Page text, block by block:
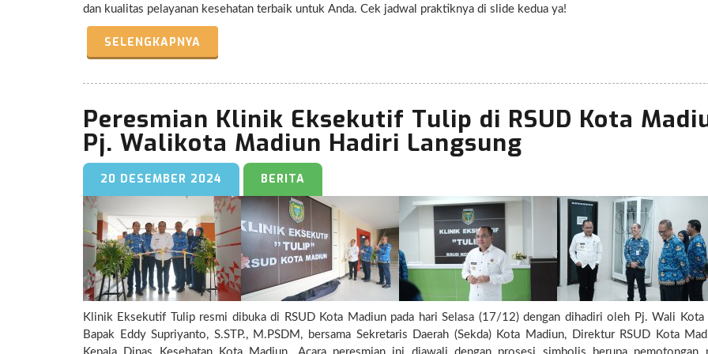
dan kualitas pelayanan kesehatan terbaik untuk Anda. Cek jadwal praktiknya di slide kedua ya!
SELENGKAPNYA
Peresmian Klinik Eksekutif Tulip di RSUD Kota
Pj. Walikota Madiun Hadiri Langsung
20 DESEMBER 2024 BERITA
Klinik Eksekutif Tulip resmi dibuka di RSUD Kota Madiun pada hari Selasa (17/12) dengan dihadiri oleh Pj. Wali Kota
Bapak Eddy Supriyanto, S.STP., M.PSDM, bersama Sekretaris Daerah (Sekda) Kota Madiun, Direktur RSUD Kota